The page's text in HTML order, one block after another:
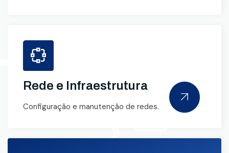
Rede e Infraestrutura
Configuração e manutenção de redes.